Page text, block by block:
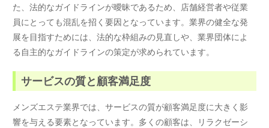
た、法的なガイドラインが曖昧であるため、店舗経営者や従業
員にとっても混乱を招く要因となっています。業界の健全な発
展を目指すためには、法的な枠組みの見直しや、業界団体によ
る自主的なガイドラインの策定が求められています。
サービスの質と顧客満足度
メンズエステ業界では、サービスの質が顧客満足度に大きく影
響を与える要素となっています。多くの顧客は、リラクゼーシ